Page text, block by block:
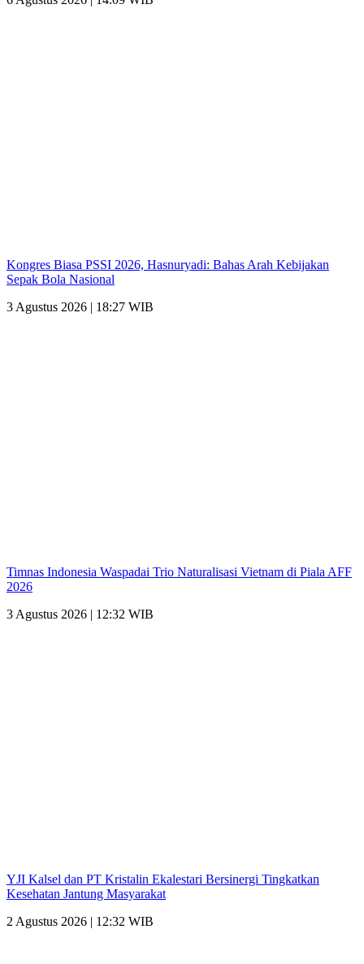
Kongres Biasa PSSI 2026, Hasnuryadi: Bahas Arah Kebijakan
Sepak Bola Nasional
3 Agustus 2026 | 18:27 WIB
Timnas Indonesia Waspadai Trio Naturalisasi Vietnam di Piala AFF
2026
3 Agustus 2026 | 12:32 WIB
YJI Kalsel dan PT Kristalin Ekalestari Bersinergi Tingkatkan
Kesehatan Jantung Masyarakat
2 Agustus 2026 | 12:32 WIB